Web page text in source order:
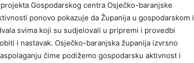
Gospodarskog centra Osječko-baranjske
ponovo pokazuje da Županija u gospodarskom i
svima koji su sudjelovali u pripremi i provedbi
i nastavak. Osječko-baranjska županija izvrsno
čime podižemo gospodarsku aktivnost i